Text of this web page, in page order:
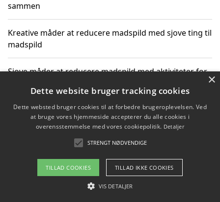
sammen
Kreative måder at reducere madspild med sjove ting til
madspild
Sjove måder at reducere madspild med aktiviteter for
Hvor finder jeg nemme måltidskasser i Vejle
Om / kontakt
Blog Betingelser
×
Dette website bruger tracking cookies
Dette websted bruger cookies til at forbedre brugeroplevelsen. Ved
at bruge vores hjemmeside accepterer du alle cookies i
overensstemmelse med vores cookiepolitik. Detaljer
STRENGT NØDVENDIGE
TILLAD COOKIES TILLAD IKKE COOKIES
VIS DETALJER